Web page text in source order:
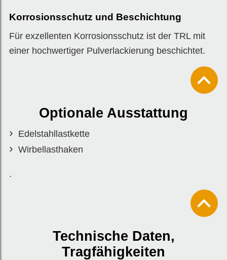
Korrosionsschutz und Beschichtung
Für exzellenten Korrosionsschutz ist der TRL mit
einer hochwertiger Pulverlackierung beschichtet.
Optionale Ausstattung
Edelstahllastkette
Wirbellasthaken
.
Technische Daten,
Tragfähigkeiten